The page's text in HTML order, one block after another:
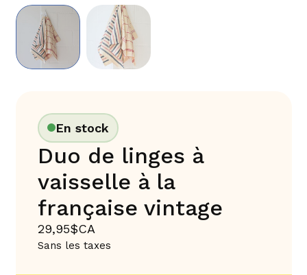
En stock
Duo de linges à
vaisselle à la
française vintage
29,95$CA
Sans les taxes